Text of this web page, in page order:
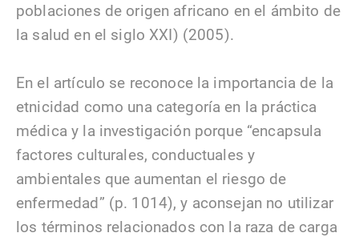
poblaciones de origen africano en el ámbito de
la salud en el siglo XXI) (2005).
En el artículo se reconoce la importancia de la
etnicidad como una categoría en la práctica
médica y la investigación porque “encapsula
factores culturales, conductuales y
ambientales que aumentan el riesgo de
enfermedad” (p. 1014), y aconsejan no utilizar
los términos relacionados con la raza de carga